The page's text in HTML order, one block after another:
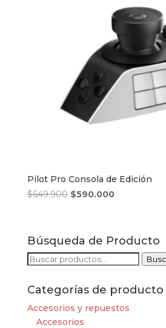
Pilot Pro Consola de Edición
$649.900 El
era:
$590.000El
Búsqueda de Producto
Buscar
Categorías de producto
Accesorios y repuestos
Accesorios